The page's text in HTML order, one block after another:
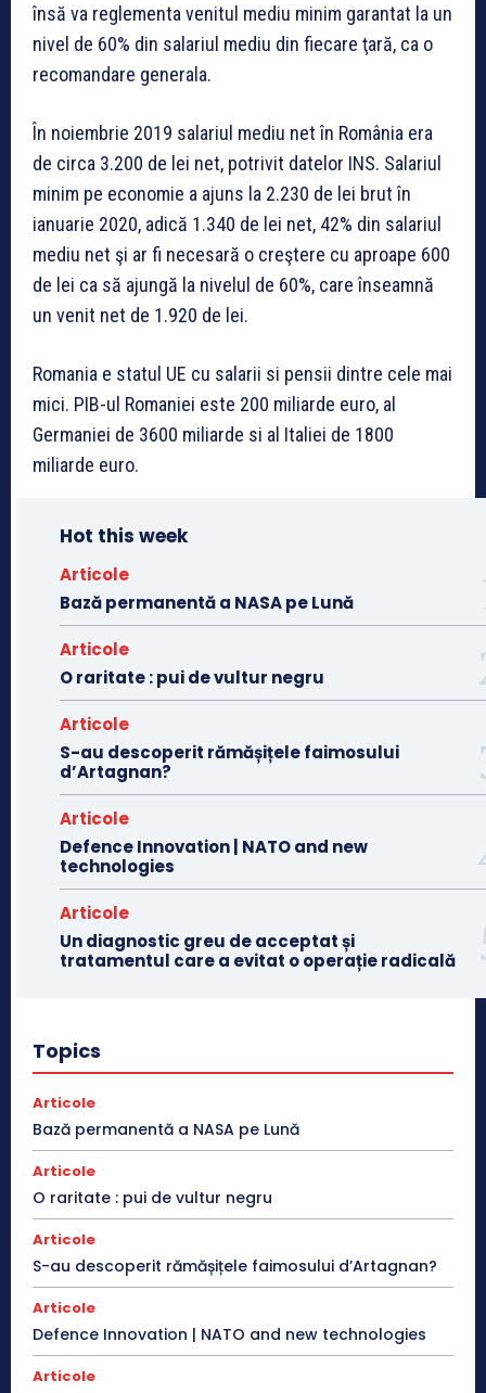
însă va reglementa venitul me­diu mi­nim garantat la un
nivel de 60% din sa­lariul mediu din fiecare ţară, ca o
recomandare generala.
În noiembrie 2019 salariul mediu net în România era
de circa 3.200 de lei net, potrivit datelor INS. Sala­riul
minim pe eco­nomie a ajuns la 2.230 de lei brut în
ianuarie 2020, adică 1.340 de lei net, 42% din sala­riul
mediu net şi ar fi necesară o creş­ter­e cu aproape 600
de lei ca să ajungă la nivelul de 60%, care înseamnă
un venit net de 1.920 de lei.
Romania e statul UE cu salarii si pensii dintre cele mai
mici. PIB-ul Romaniei este 200 miliarde euro, al
Germaniei de 3600 miliarde si al Italiei de 1800
miliarde euro.
Hot this week
Articole
Bază permanentă a NASA pe Lună
Articole
O raritate : pui de vultur negru
Articole
S-au descoperit rămășițele faimosului
d’Artagnan?
Articole
Defence Innovation | NATO and new
technologies
Articole
Un diagnostic greu de acceptat și
tratamentul care a evitat o operație radicală
Topics
Articole
Bază permanentă a NASA pe Lună
Articole
O raritate : pui de vultur negru
Articole
S-au descoperit rămășițele faimosului d’Artagnan?
Articole
Defence Innovation | NATO and new technologies
Articole